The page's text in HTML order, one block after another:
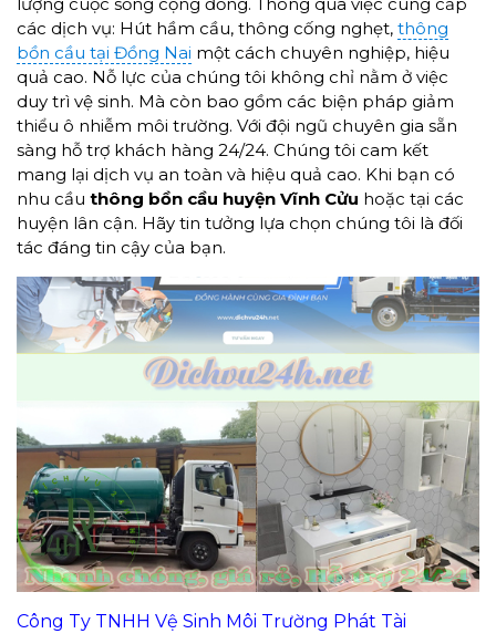
các dịch vụ: Hút hầm cầu, thông cống nghẹt, thông
bồn cầu tại Đồng Nai một cách chuyên nghiệp, hiệu
quả cao. Nỗ lực của chúng tôi không chỉ nằm ở việc
duy trì vệ sinh. Mà còn bao gồm các biện pháp giảm
thiểu ô nhiễm môi trường. Với đội ngũ chuyên gia sẵn
sàng hỗ trợ khách hàng 24/24. Chúng tôi cam kết
mang lại dịch vụ an toàn và hiệu quả cao. Khi bạn có
nhu cầu thông bồn cầu huyện Vĩnh Cửu hoặc tại các
huyện lân cận. Hãy tin tưởng lựa chọn chúng tôi là đối
tác đáng tin cậy của bạn.
Công Ty TNHH Vệ Sinh Môi Trường Phát Tài